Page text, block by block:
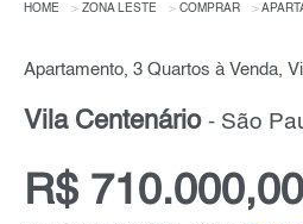
HOME ZONA LESTE COMPRAR
Vila Centenário - São
R$ 710.000,00